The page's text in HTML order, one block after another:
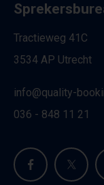
Tractieweg 41C
3534 AP Utrecht
info@quality-
036 - 848 11 21